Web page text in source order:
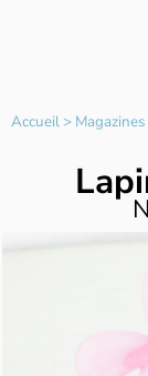
Accueil> Magazines